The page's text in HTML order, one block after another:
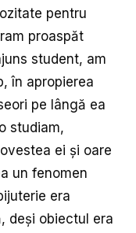
pentru
proaspăt
student, am
în apropierea
pe lângă ea
studiam,
ei și oare
un fenomen
era
deși obiectul era